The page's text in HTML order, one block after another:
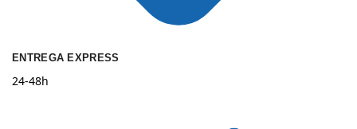
ENTREGA EXPRESS
24-48h